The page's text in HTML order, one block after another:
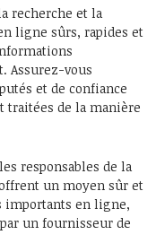
recherche et la
ligne sûrs, rapides et
Assurez-vous
et de confiance
traitées de la manière
responsables de la
un moyen sûr et
importants en ligne,
un fournisseur de